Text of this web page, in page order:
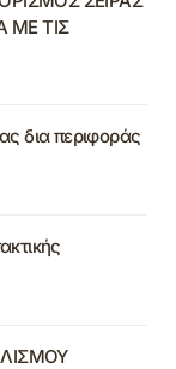
ΤΙΣ
δια περιφοράς